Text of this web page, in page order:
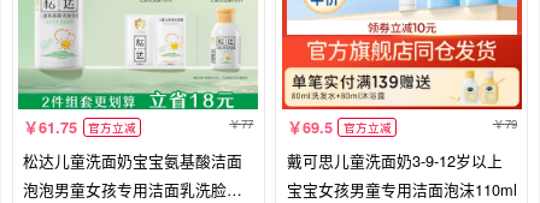
61.75 官方立减 77
松达儿童洗面奶宝宝氨基酸洁面
泡泡男童女孩专用洁面乳洗脸卸
69.5 官方立减 79
戴可思儿童洗面奶3-9-12岁以上
宝宝女孩男童专用洁面泡沫110ml